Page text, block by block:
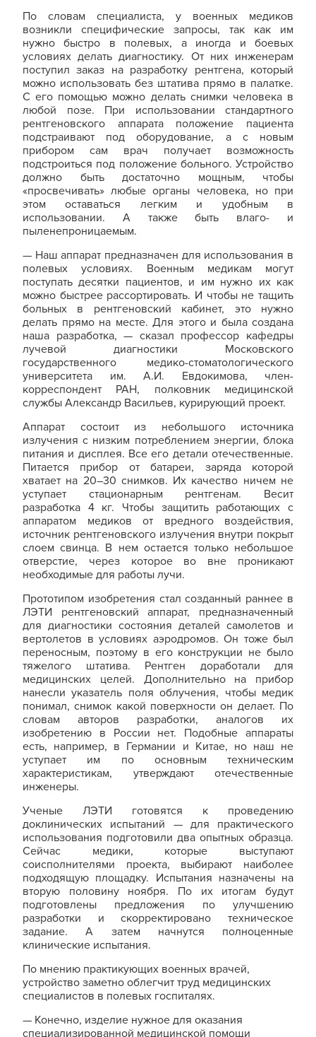
По словам специалиста, у военных медиков
возникли специфические запросы, так как им
нужно быстро в полевых, а иногда и боевых
условиях делать диагностику. От них инженерам
поступил заказ на разработку рентгена, который
можно использовать без штатива прямо в палатке.
С его помощью можно делать снимки человека в
любой позе. При использовании стандартного
рентгеновского аппарата положение пациента
подстраивают под оборудование, а с новым
прибором сам врач получает возможность
подстроиться под положение больного. Устройство
должно быть достаточно мощным, чтобы
«просвечивать» любые органы человека, но при
этом оставаться легким и удобным в
использовании. А также быть влаго- и
пыленепроницаемым.
— Наш аппарат предназначен для использования в
полевых условиях. Военным медикам могут
поступать десятки пациентов, и им нужно их как
можно быстрее рассортировать. И чтобы не тащить
больных в рентгеновский кабинет, это нужно
делать прямо на месте. Для этого и была создана
наша разработка, — сказал профессор кафедры
лучевой диагностики Московского
государственного медико-стоматологического
университета им. А.И. Евдокимова, член-
корреспондент РАН, полковник медицинской
службы Александр Васильев, курирующий проект.
Аппарат состоит из небольшого источника
излучения с низким потреблением энергии, блока
питания и дисплея. Все его детали отечественные.
Питается прибор от батареи, заряда которой
хватает на 20–30 снимков. Их качество ничем не
уступает стационарным рентгенам. Весит
разработка 4 кг. Чтобы защитить работающих с
аппаратом медиков от вредного воздействия,
источник рентгеновского излучения внутри покрыт
слоем свинца. В нем остается только небольшое
отверстие, через которое во вне проникают
необходимые для работы лучи.
Прототипом изобретения стал созданный раннее в
ЛЭТИ рентгеновский аппарат, предназначенный
для диагностики состояния деталей самолетов и
вертолетов в условиях аэродромов. Он тоже был
переносным, поэтому в его конструкции не было
тяжелого штатива. Рентген доработали для
медицинских целей. Дополнительно на прибор
нанесли указатель поля облучения, чтобы медик
понимал, снимок какой поверхности он делает. По
словам авторов разработки, аналогов их
изобретению в России нет. Подобные аппараты
есть, например, в Германии и Китае, но наш не
уступает им по основным техническим
характеристикам, утверждают отечественные
инженеры.
Ученые ЛЭТИ готовятся к проведению
доклинических испытаний — для практического
использования подготовили два опытных образца.
Сейчас медики, которые выступают
соисполнителями проекта, выбирают наиболее
подходящую площадку. Испытания назначены на
вторую половину ноября. По их итогам будут
подготовлены предложения по улучшению
разработки и скорректировано техническое
задание. А затем начнутся полноценные
клинические испытания.
По мнению практикующих военных врачей,
устройство заметно облегчит труд медицинских
специалистов в полевых госпиталях.
— Конечно, изделие нужное для оказания
специализированной медицинской помощи